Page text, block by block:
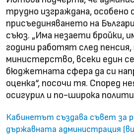
трудно изграждана, особено
присъединяването на
съюз. „Има незаети бройки,
години работят след пенсия,
министерство, всеки един
бюджетната сфера да си
оценка“, посочи тя. Според
осигурил и по-широка
Кабинетът създава съвет за
държавната администрация